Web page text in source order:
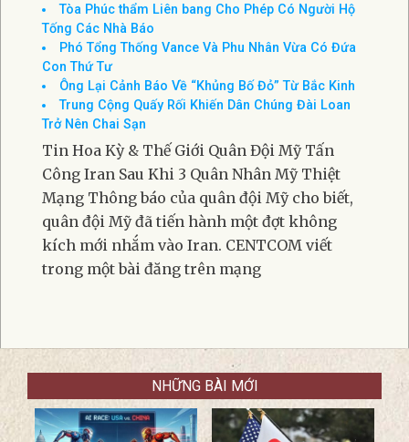
Tòa Phúc thẩm Liên bang Cho Phép Có Người Hộ
Tống Các Nhà Báo
Phó Tổng Thống Vance Và Phu Nhân Vừa Có Đứa
Con Thứ Tư
Ông Lại Cảnh Báo Về “Khủng Bố Đỏ” Từ Bắc Kinh
Trung Cộng Quấy Rối Khiến Dân Chúng Đài Loan
Trở Nên Chai Sạn
Tin Hoa Kỳ & Thế Giới Quân Đội Mỹ Tấn
Công Iran Sau Khi 3 Quân Nhân Mỹ Thiệt
Mạng Thông báo của quân đội Mỹ cho biết,
quân đội Mỹ đã tiến hành một đợt không
kích mới nhắm vào Iran. CENTCOM viết
trong một bài đăng trên mạng
NHỮNG BÀI MỚI